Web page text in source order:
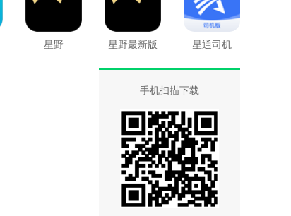
星野 星野最新版 星通司机
手机扫描下载